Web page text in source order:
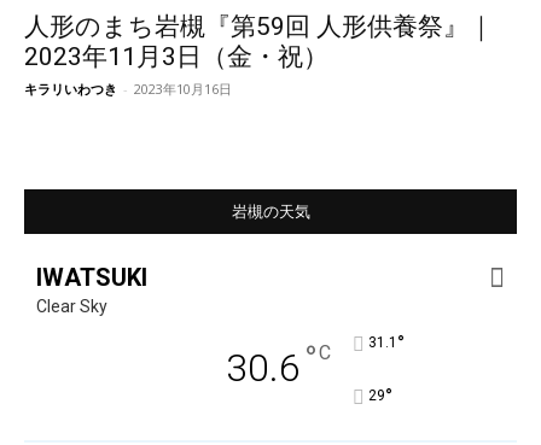
人形のまち岩槻『第59回 人形供養祭』｜
2023年11月3日（金・祝）
キラリいわつき - 2023年10月16日
岩槻の天気
IWATSUKI
Clear Sky
30.6 °C 31.1 °
29°